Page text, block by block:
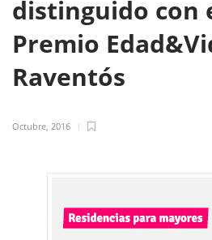
distinguido con
Premio
Raventós
Octubre, 2016